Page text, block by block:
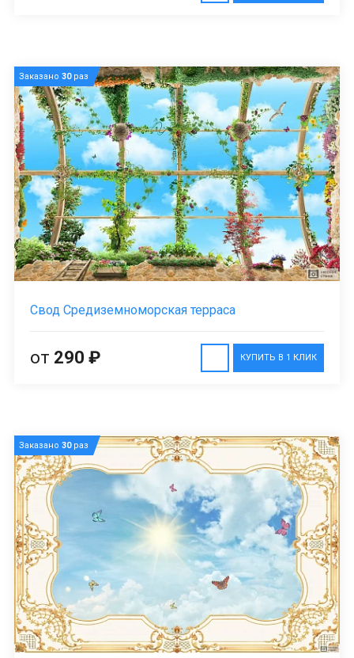
Заказано 30раз
Свод Средиземноморская терраса
КУПИТЬ В 1 КЛИК
от 290 ₽
Заказано 30раз